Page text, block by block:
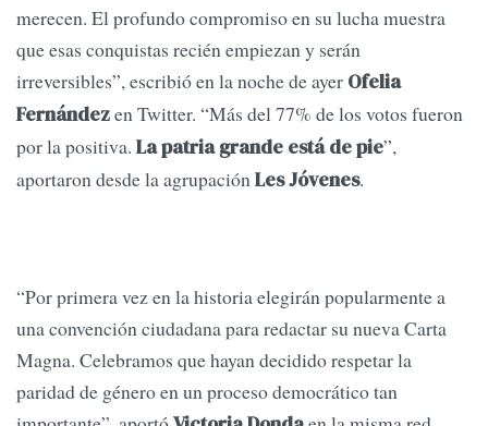
merecen. El profundo compromiso en su lucha muestra
que esas conquistas recién empiezan y serán
irreversibles”, escribió en la noche de ayer Ofelia
Fernándezen Twitter. “Más del 77% de los votos fueron
por la positiva. La patria grande está de pie”,
aportaron desde la agrupaciónLes Jóvenes.
“Por primera vez en la historia elegirán popularmente a
una convención ciudadana para redactar su nueva Carta
Magna. Celebramos que hayan decidido respetar la
paridad de género en un proceso democrático tan